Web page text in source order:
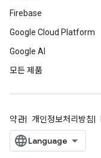
Firebase
Google Cloud Platform
Google AI
모든 제품
약관 개인정보처리방침